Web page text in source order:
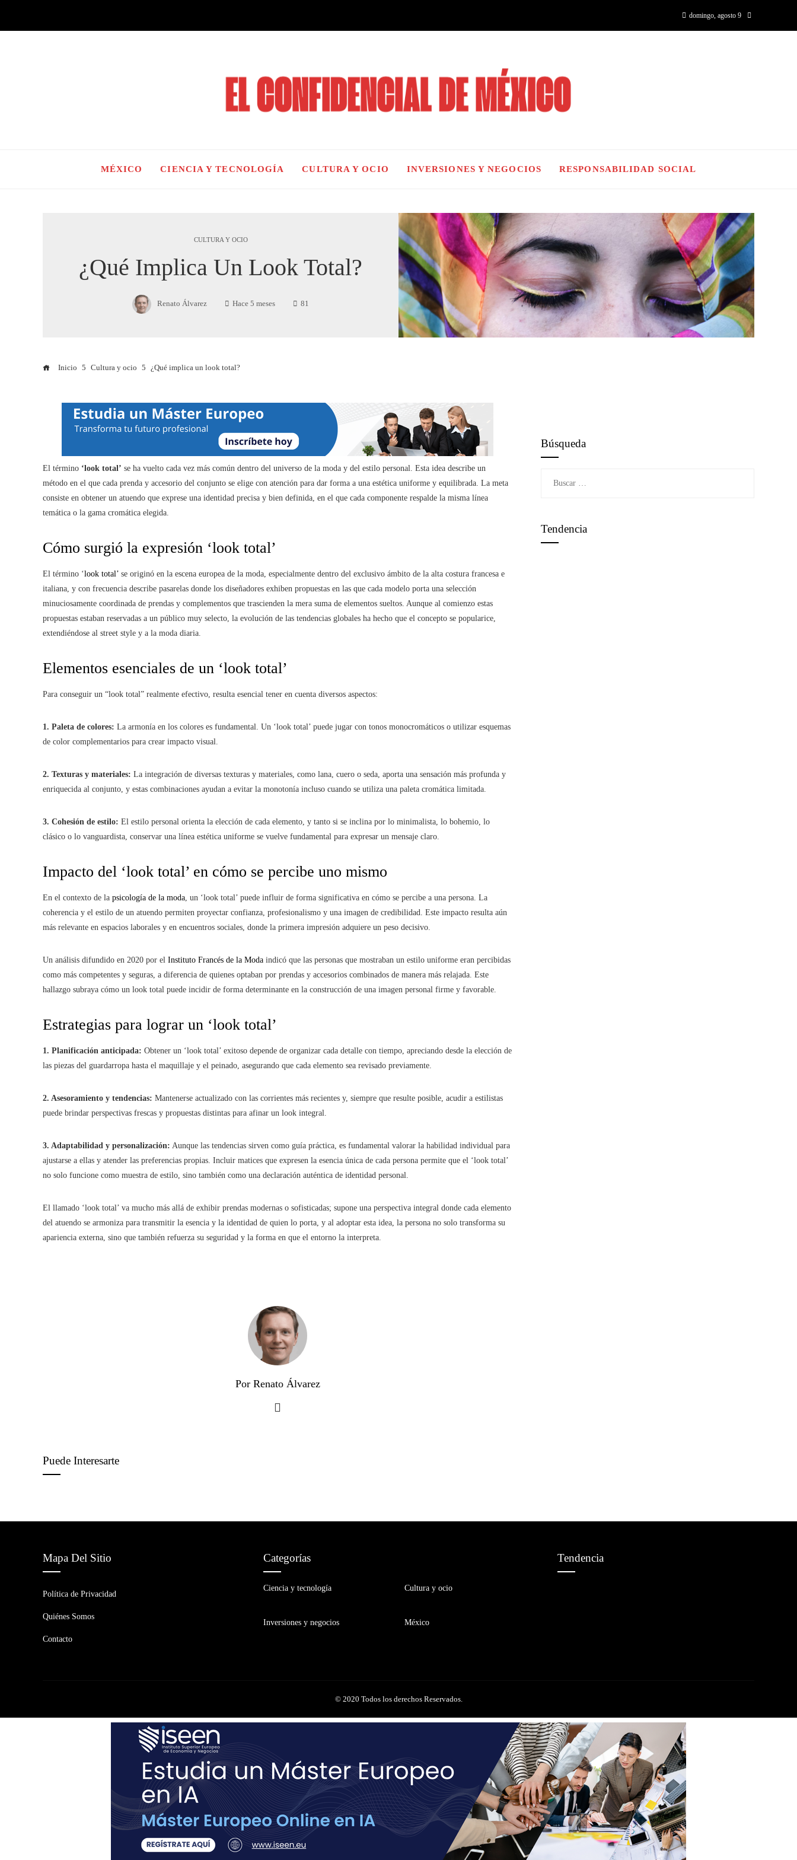
domingo, agosto 9
MÉXICO CIENCIA Y TECNOLOGÍA CULTURA Y OCIO INVERSIONES Y NEGOCIOS RESPONSABILIDAD SOCIAL
CULTURA Y OCIO
¿Qué Implica Un Look Total?
Renato Álvarez Hace 5 meses 81
Inicio Cultura y ocio ¿Qué implica un look total?
El término ‘look total’ se ha vuelto cada vez más común dentro del universo de la moda y del estilo personal. Esta idea describe un
método en el que cada prenda y accesorio del conjunto se elige con atención para dar forma a una estética uniforme y equilibrada. La meta
consiste en obtener un atuendo que exprese una identidad precisa y bien definida, en el que cada componente respalde la misma línea
temática o la gama cromática elegida.
Cómo surgió la expresión ‘look total’
El término ‘look total’ se originó en la escena europea de la moda, especialmente dentro del exclusivo ámbito de la alta costura francesa e
italiana, y con frecuencia describe pasarelas donde los diseñadores exhiben propuestas en las que cada modelo porta una selección
minuciosamente coordinada de prendas y complementos que trascienden la mera suma de elementos sueltos. Aunque al comienzo estas
propuestas estaban reservadas a un público muy selecto, la evolución de las tendencias globales ha hecho que el concepto se popularice,
extendiéndose al street style y a la moda diaria.
Elementos esenciales de un ‘look total’
Para conseguir un “look total” realmente efectivo, resulta esencial tener en cuenta diversos aspectos:
1. Paleta de colores: La armonía en los colores es fundamental. Un ‘look total’ puede jugar con tonos monocromáticos o utilizar esquemas
de color complementarios para crear impacto visual.
2. Texturas y materiales: La integración de diversas texturas y materiales, como lana, cuero o seda, aporta una sensación más profunda y
enriquecida al conjunto, y estas combinaciones ayudan a evitar la monotonía incluso cuando se utiliza una paleta cromática limitada.
3. Cohesión de estilo: El estilo personal orienta la elección de cada elemento, y tanto si se inclina por lo minimalista, lo bohemio, lo
clásico o lo vanguardista, conservar una línea estética uniforme se vuelve fundamental para expresar un mensaje claro.
Impacto del ‘look total’ en cómo se percibe uno mismo
En el contexto de la psicología de la moda, un ‘look total’ puede influir de forma significativa en cómo se percibe a una persona. La
coherencia y el estilo de un atuendo permiten proyectar confianza, profesionalismo y una imagen de credibilidad. Este impacto resulta aún
más relevante en espacios laborales y en encuentros sociales, donde la primera impresión adquiere un peso decisivo.
Un análisis difundido en 2020 por el Instituto Francés de la Moda indicó que las personas que mostraban un estilo uniforme eran percibidas
como más competentes y seguras, a diferencia de quienes optaban por prendas y accesorios combinados de manera más relajada. Este
hallazgo subraya cómo un look total puede incidir de forma determinante en la construcción de una imagen personal firme y favorable.
Estrategias para lograr un ‘look total’
1. Planificación anticipada: Obtener un ‘look total’ exitoso depende de organizar cada detalle con tiempo, apreciando desde la elección de
las piezas del guardarropa hasta el maquillaje y el peinado, asegurando que cada elemento sea revisado previamente.
2. Asesoramiento y tendencias: Mantenerse actualizado con las corrientes más recientes y, siempre que resulte posible, acudir a estilistas
puede brindar perspectivas frescas y propuestas distintas para afinar un look integral.
3. Adaptabilidad y personalización: Aunque las tendencias sirven como guía práctica, es fundamental valorar la habilidad individual para
ajustarse a ellas y atender las preferencias propias. Incluir matices que expresen la esencia única de cada persona permite que el ‘look total’
no solo funcione como muestra de estilo, sino también como una declaración auténtica de identidad personal.
El llamado ‘look total’ va mucho más allá de exhibir prendas modernas o sofisticadas; supone una perspectiva integral donde cada elemento
del atuendo se armoniza para transmitir la esencia y la identidad de quien lo porta, y al adoptar esta idea, la persona no solo transforma su
apariencia externa, sino que también refuerza su seguridad y la forma en que el entorno la interpreta.
Por Renato Álvarez
Puede Interesarte
Búsqueda
Tendencia
Mapa Del Sitio
Política de Privacidad
Quiénes Somos
Contacto
Categorías
Ciencia y tecnología Cultura y ocio
Inversiones y negocios México
Tendencia
© 2020 Todos los derechos Reservados.